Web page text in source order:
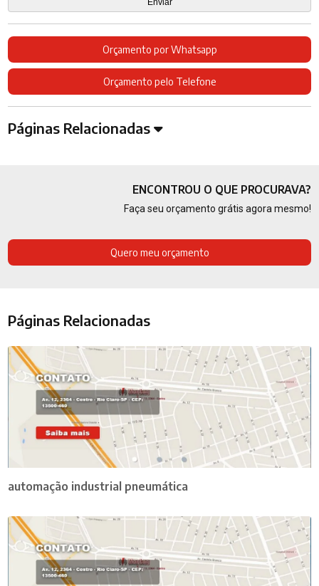
Orçamento por Whatsapp
Orçamento pelo Telefone
Páginas Relacionadas
ENCONTROU O QUE PROCURAVA?
Faça seu orçamento grátis agora mesmo!
Quero meu orçamento
Páginas Relacionadas
automação industrial pneumática